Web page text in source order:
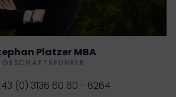
Platzer MBA
GESCHÄFTSFÜHRER
(0) 3136 60 60 - 6264